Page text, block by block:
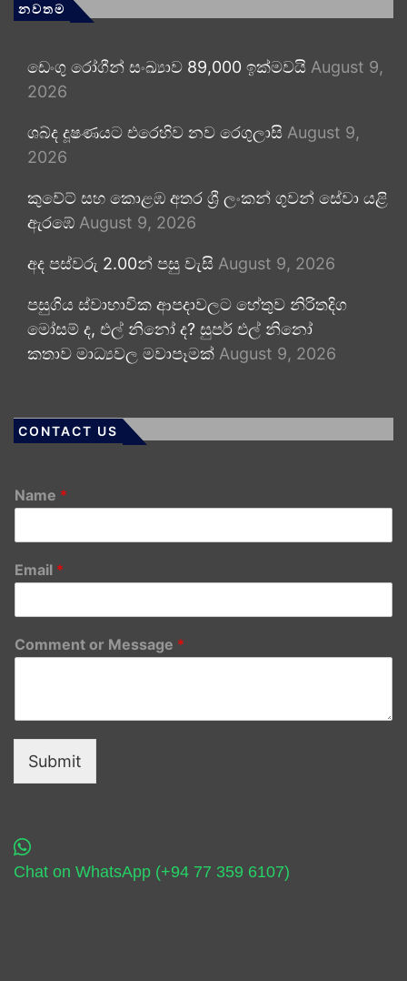
නවතම
ඩෙංගු රෝගීන් සංඛ්‍යාව 89,000 ඉක්මවයි August 9,
2026
ශබ්ද දූෂණයට එරෙහිව නව රෙගුලාසි August 9,
2026
කුවේට් සහ කොළඹ අතර ශ්‍රී ලංකන් ගුවන් සේවා යළි
ඇරඹේ August 9, 2026
අද පස්වරු 2.00න් පසු වැසි August 9, 2026
පසුගිය ස්වාභාවික ආපදාවලට හේතුව නිරිතදිග
මෝසම් ද, එල් නිනෝ ද? සුපර් එල් නිනෝ
කතාව මාධ්‍යවල මවාපෑමක් August 9, 2026
CONTACT US
Name *
Email *
Comment or Message *
Submit
Chat on WhatsApp (+94 77 359 6107)